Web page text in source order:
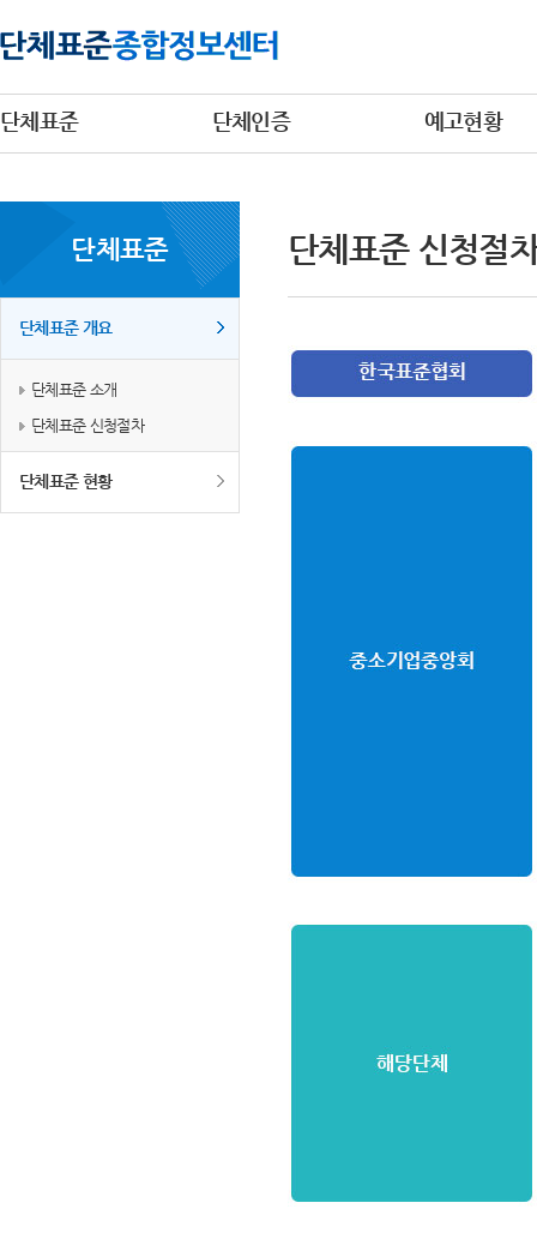
단체표준 단체인증 예고현황
단체표준
단체표준 개요
단체표준 소개
단체표준 신청절차
단체표준 현황
단체표준 신청절